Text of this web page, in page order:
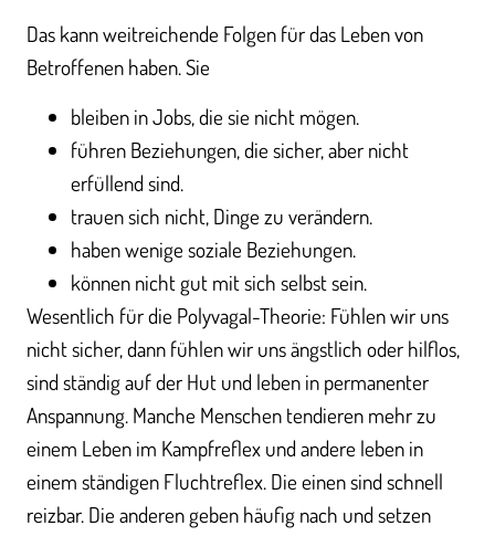
Das kann weitreichende Folgen für das Leben von
Betroffenen haben. Sie
bleiben in Jobs, die sie nicht mögen.
führen Beziehungen, die sicher, aber nicht
erfüllend sind.
trauen sich nicht, Dinge zu verändern.
haben wenige soziale Beziehungen.
können nicht gut mit sich selbst sein.
Wesentlich für die Polyvagal-Theorie: Fühlen wir uns
nicht sicher, dann fühlen wir uns ängstlich oder hilflos,
sind ständig auf der Hut und leben in permanenter
Anspannung. Manche Menschen tendieren mehr zu
einem Leben im Kampfreflex und andere leben in
einem ständigen Fluchtreflex. Die einen sind schnell
reizbar. Die anderen geben häufig nach und setzen